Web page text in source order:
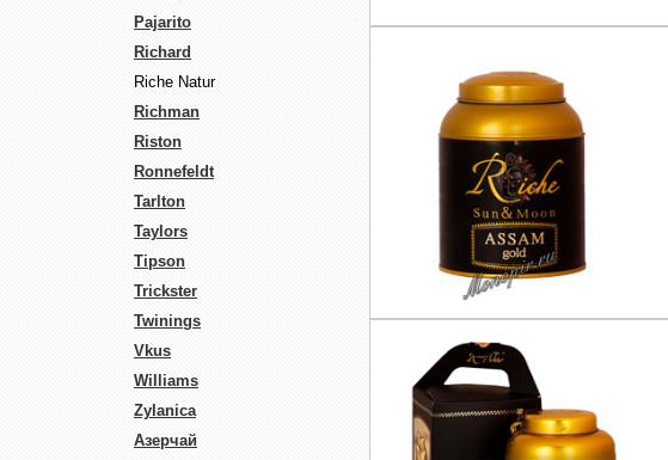
Pajarito
Richard
Riche Natur
Richman
Riston
Ronnefeldt
Tarlton
Taylors
Tipson
Trickster
Twinings
Vkus
Williams
Zylanica
Азерчай